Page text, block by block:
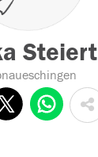
Steiert